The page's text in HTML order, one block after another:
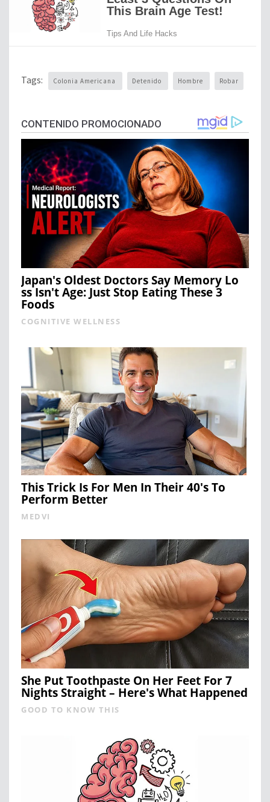
Tags: Colonia Americana Detenido Hombre Robar
CONTENIDO PROMOCIONADO
Japan's Oldest Doctors Say Me​mory Lo​
ss Isn't Age: Just Stop Eating These 3
Foods
COGNITIVE WELLNESS
This Trick Is For Men In Their 40's To
Perform Better
MEDVI
She Put Toothpaste On Her Feet For 7
Nights Straight – Here's What Happened
GOOD TO KNOW THIS